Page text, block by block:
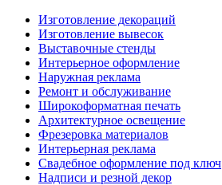
Изготовление декораций
Изготовление вывесок
Выставочные стенды
Интерьерное оформление
Наружная реклама
Ремонт и обслуживание
Широкоформатная печать
Архитектурное освещение
Фрезеровка материалов
Интерьерная реклама
Свадебное оформление под ключ
Надписи и резной декор